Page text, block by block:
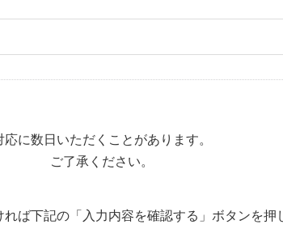
応に数日いただくことがあります。
ご了承ください。
ば下記の「入力内容を確認する」ボタンを押